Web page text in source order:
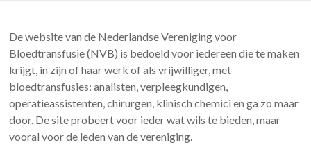
De website van de Nederlandse Vereniging voor
Bloedtransfusie (NVB) is bedoeld voor iedereen die te maken
krijgt, in zijn of haar werk of als vrijwilliger, met
bloedtransfusies: analisten, verpleegkundigen,
operatieassistenten, chirurgen, klinisch chemici en ga zo maar
door. De site probeert voor ieder wat wils te bieden, maar
vooral voor de leden van de vereniging.